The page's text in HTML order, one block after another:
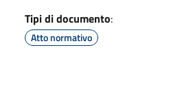
Tipi di documento:
Atto normativo